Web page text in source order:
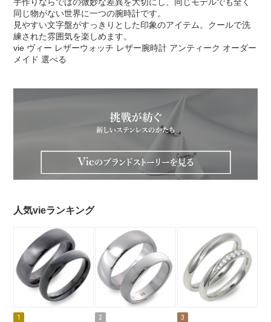
同じ物がない世界に一つの腕時計です。
見やすい文字盤がすっきりとした印象のアイテム。クールで洗
練された雰囲気を楽しめます。
vie ヴィー レザーウォッチ レザー腕時計 アンティーク オーダー
メイド 選べる
人気vieランキング
1 2 3